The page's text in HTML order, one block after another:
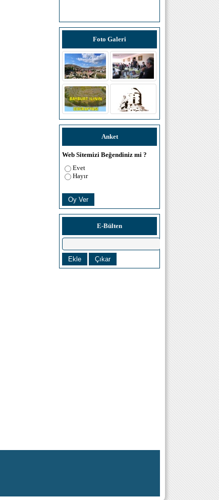
Foto Galeri
Anket
Web Sitemizi Beğendiniz mi ?
Evet
Hayır
E-Bülten